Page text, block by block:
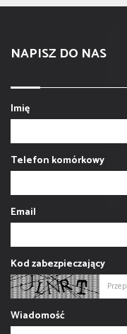
NAPISZ DO NAS
Imię
Telefon komórkowy
Email
Kod zabezpieczający
Wiadomość